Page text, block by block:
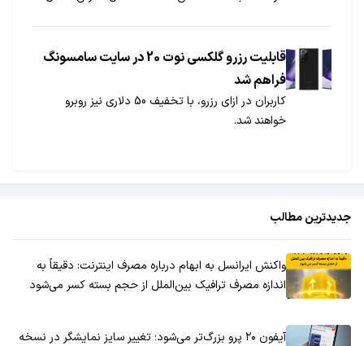
قابلیت رزرو گلکسی نوت 20 در سایت سامسونگ
فراهم شد
کاربران در ازای رزرو، با تخفیف 50 دلاری نیز روبرو
خواهند شد.
جدیدترین مطالب
واکنش ایرانسل به ابهام درباره مصرف اینترنت: دقیقاً به
اندازه مصرف ترافیک بین‌الملل از حجم بسته کسر می‌شود
آیفون ۲۰ پرو بزرگ‌تر می‌شود؛ تغییر سایز نمایشگر در نسخه